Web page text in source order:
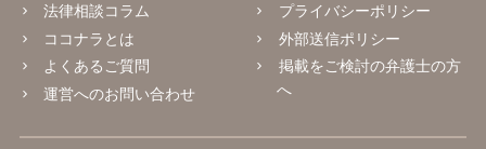
法律相談コラム
ココナラとは
よくあるご質問
運営へのお問い合わせ
プライバシーポリシー
外部送信ポリシー
掲載をご検討の弁護士の方
へ